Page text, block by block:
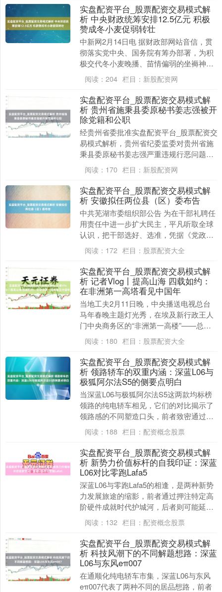
实盘配资平台_股票配资交易模式解
析 中央财政统筹安排12.5亿元 积极
赞成冬小麦促弱转壮
中新网2月14日电 据财政部网站音信，贯
彻落实党中央、国务院有筹办部署，为积
极交代冬小麦晚播、苗情偏弱的坐褥神
情，近日，财政部会同农业农村部统筹安
排中央财政资金....
阅读： 204 栏目： 新股配资网
实盘配资平台_股票配资交易模式解
析 贵州省施秉县委原秘书姜志强被开
除党籍和公职
经贵州省委批准实盘配资平台_股票配资交
易模式解析，贵州省纪委监委对贵州省施
秉县委原秘书姜志强严重违规行恶问题进
行了立案审查拜谒。 经查，姜志强丧失理
思信念，背离....
阅读： 170 栏目： 新股配资网
实盘配资平台_股票配资交易模式解
析 安徽拟任两位县（区）委布告
中共芜湖市委组织部公告 为在干部礼聘任
用责任中进一步扩大民主，平凡听取全球
认识，把干部选好、选准，凭据《党政指
引干部礼聘任用责任条例》法规，现对以
下拟任东谈主选....
阅读： 172 栏目： 股票配资大全
实盘配资平台_股票配资交易模式解
析 记者Vlog丨提高山海 四载如约：
在非洲第一高塔看见中国年
当地工夫2月11日晚，中央播送电视总台
马年春晚主题灯光秀，在埃及新行政王人
门中央商务区的“非洲第一高楼”——总高
度达385.5米的“记号塔”妍丽演出，引得世
东谈....
阅读： 180 栏目： 股票配资大全
实盘配资平台_股票配资交易模式解
析 领路轿车的双重内涵：深蓝L06与
极狐阿尔法S5的侧要点明白
当深蓝L06与极狐阿尔法S5这两款均标榜
领路的纯电轿车相见，它们的对比揭示了
领路感的不同塑造口头，前者致密通过顶
级硬件竣事驾控与智能的交融，后者则更
强调能源性能....
阅读： 188 栏目： 配资概念股票
实盘配资平台_股票配资交易模式解
析 新势力价值标杆的自我印证：深蓝
L06对比零跑Lafa5
深蓝L06与零跑Lafa5的相逢，是两种新势
力发展旅途的缩影，前者通过押注特定高
阶硬件成就时代护城河，后者则可能延续
以显性配置和实用空间为中枢的高性价比
政策。 ....
阅读： 132 栏目： 配资概念股票
实盘配资平台_股票配资交易模式解
析 科技风潮下的不同解题想路：深蓝
L06与东风eπ007
在通顺化纯电轿车市集，深蓝L06与东风
eπ007代表了两种不同的居品想路，前者